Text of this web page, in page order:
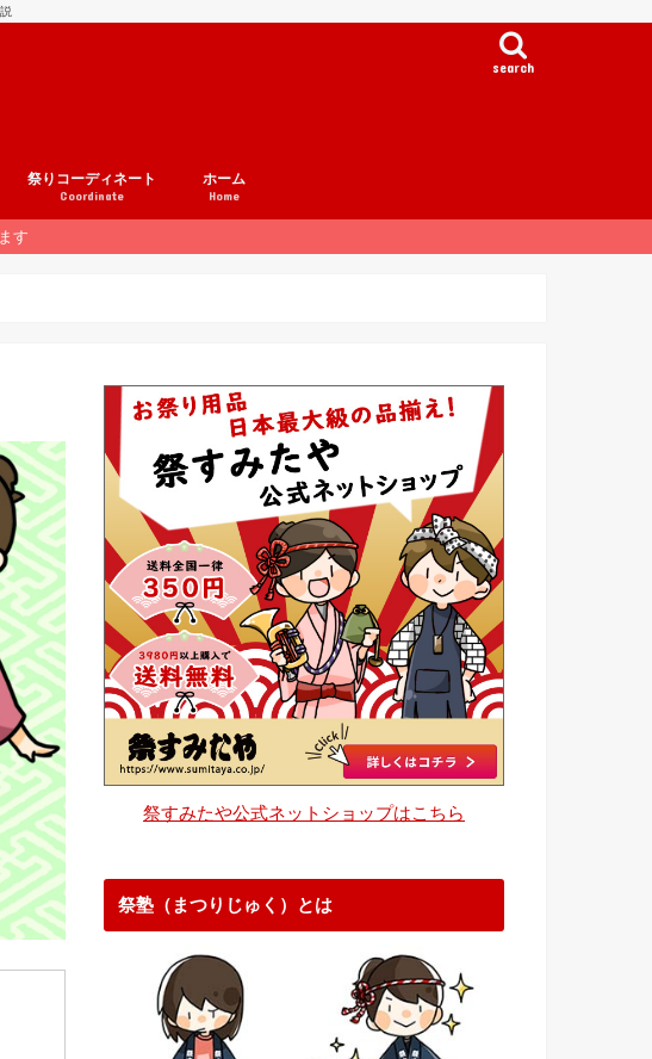
search
祭りコーディネート
Coordinate
祭りコーデ事例集
ヘアアレンジ事例集
ホーム
Home
す
祭すみたや公式ネットショップはこちら
祭塾（まつりじゅく）とは